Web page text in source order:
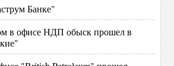
Банке"
в офисе НДП обыск прошел в